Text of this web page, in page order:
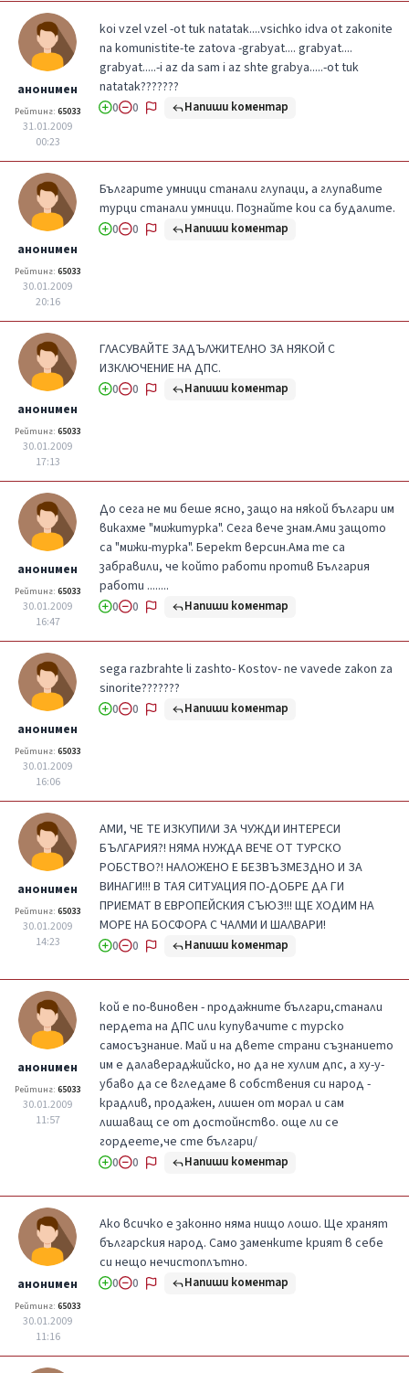
анонимен
Рейтинг: 65033
31.01.2009
00:23
koi vzel vzel -ot tuk natatak....vsichko idva ot zakonite
na komunistite-te zatova -grabyat.... grabyat....
grabyat.....-i az da sam i az shte grabya.....-ot tuk
natatak???????
0 0 Напиши коментар
анонимен
Рейтинг: 65033
30.01.2009
20:16
Българите умници станали глупаци, а глупавите
турци станали умници. Познайте кои са будалите.
0 0 Напиши коментар
анонимен
Рейтинг: 65033
30.01.2009
17:13
ГЛАСУВАЙТЕ ЗАДЪЛЖИТЕЛНО ЗА НЯКОЙ С
ИЗКЛЮЧЕНИЕ НА ДПС.
0 0 Напиши коментар
анонимен
Рейтинг: 65033
30.01.2009
16:47
До сега не ми беше ясно, защо на някой българи им
викахме "мижитурка". Сега вече знам.Ами защото
са "мижи-турка". Берект версин.Ама те са
забравили, че който работи против България
работи ........
0 0 Напиши коментар
анонимен
Рейтинг: 65033
30.01.2009
16:06
sega razbrahte li zashto- Kostov- ne vavede zakon za
sinorite???????
0 0 Напиши коментар
анонимен
Рейтинг: 65033
30.01.2009
14:23
АМИ, ЧЕ ТЕ ИЗКУПИЛИ ЗА ЧУЖДИ ИНТЕРЕСИ
БЪЛГАРИЯ?! НЯМА НУЖДА ВЕЧЕ ОТ ТУРСКО
РОБСТВО?! НАЛОЖЕНО Е БЕЗВЪЗМЕЗДНО И ЗА
ВИНАГИ!!! В ТАЯ СИТУАЦИЯ ПО-ДОБРЕ ДА ГИ
ПРИЕМАТ В ЕВРОПЕЙСКИЯ СЪЮЗ!!! ЩЕ ХОДИМ НА
МОРЕ НА БОСФОРА С ЧАЛМИ И ШАЛВАРИ!
0 0 Напиши коментар
анонимен
Рейтинг: 65033
30.01.2009
11:57
кой е по-виновен - продажните българи,станали
пердета на ДПС или купувачите с турско
самосъзнание. Май и на двете страни съзнанието
им е далавераджийско, но да не хулим дпс, а ху-у-
убаво да се вгледаме в собствения си народ -
крадлив, продажен, лишен от морал и сам
лишаващ се от достойнство. още ли се
гордеете,че сте българи/
0 0 Напиши коментар
анонимен
Рейтинг: 65033
30.01.2009
11:16
Ако всичко е законно няма нищо лошо. Ще хранят
българския народ. Само заменките крият в себе
си нещо нечистоплътно.
0 0 Напиши коментар